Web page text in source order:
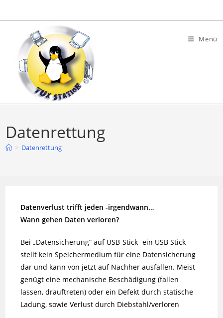
Inhalt
Menü
Datenrettung
> Datenrettung
Datenverlust trifft jeden -irgendwann…
Wann gehen Daten verloren?
Bei „Datensicherung“ auf USB-Stick -ein USB Stick
stellt kein Speichermedium für eine Datensicherung
dar und kann von jetzt auf Nachher ausfallen. Meist
genügt eine mechanische Beschädigung (fallen
lassen, drauftreten) oder ein Defekt durch statische
Ladung, sowie Verlust durch Diebstahl/verloren